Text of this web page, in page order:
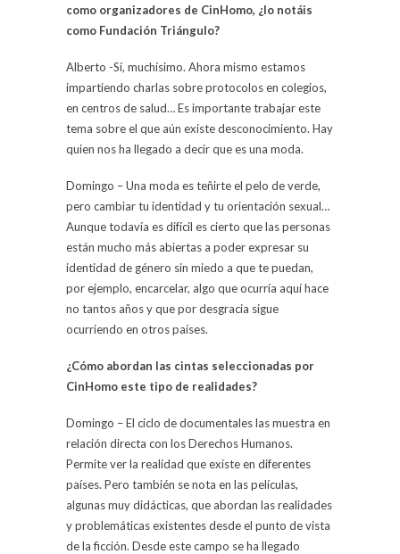
como organizadores de CinHomo, ¿lo notáis
como Fundación Triángulo?
Alberto -Sí, muchísimo. Ahora mismo estamos
impartiendo charlas sobre protocolos en colegios,
en centros de salud… Es importante trabajar este
tema sobre el que aún existe desconocimiento. Hay
quien nos ha llegado a decir que es una moda.
Domingo – Una moda es teñirte el pelo de verde,
pero cambiar tu identidad y tu orientación sexual…
Aunque todavía es difícil es cierto que las personas
están mucho más abiertas a poder expresar su
identidad de género sin miedo a que te puedan,
por ejemplo, encarcelar, algo que ocurría aquí hace
no tantos años y que por desgracia sigue
ocurriendo en otros países.
¿Cómo abordan las cintas seleccionadas por
CinHomo este tipo de realidades?
Domingo – El ciclo de documentales las muestra en
relación directa con los Derechos Humanos.
Permite ver la realidad que existe en diferentes
países. Pero también se nota en las películas,
algunas muy didácticas, que abordan las realidades
y problemáticas existentes desde el punto de vista
de la ficción. Desde este campo se ha llegado